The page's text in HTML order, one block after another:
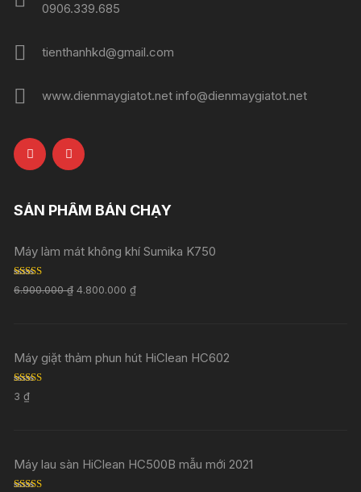
0906.339.685
tienthanhkd@gmail.com
www.dienmaygiatot.net info@dienmaygiatot.net
SẢN PHẨM BÁN CHẠY
Máy làm mát không khí Sumika K750
Rated 5.00
out of 5
6.900.000₫ 4.800.000₫
Máy giặt thảm phun hút HiClean HC602
Rated
out of 5
3₫
Máy lau sàn HiClean HC500B mẫu mới 2021